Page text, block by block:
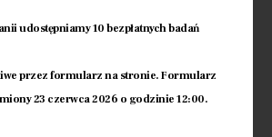
Sprawdź więcej
udostępniamy 10 bezpłatnych badań
przez formularz na stronie. Formularz
23 czerwca 2026 o godzinie 12:00.